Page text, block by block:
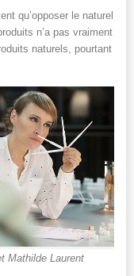
qu’opposer le naturel
n’a pas vraiment
naturels, pourtant
Mathilde Laurent